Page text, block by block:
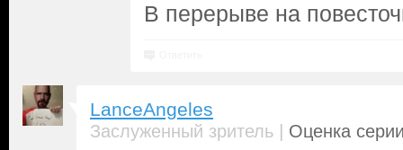
В перерыве на
LanceAngeles
Заслуженный зритель | Оценка